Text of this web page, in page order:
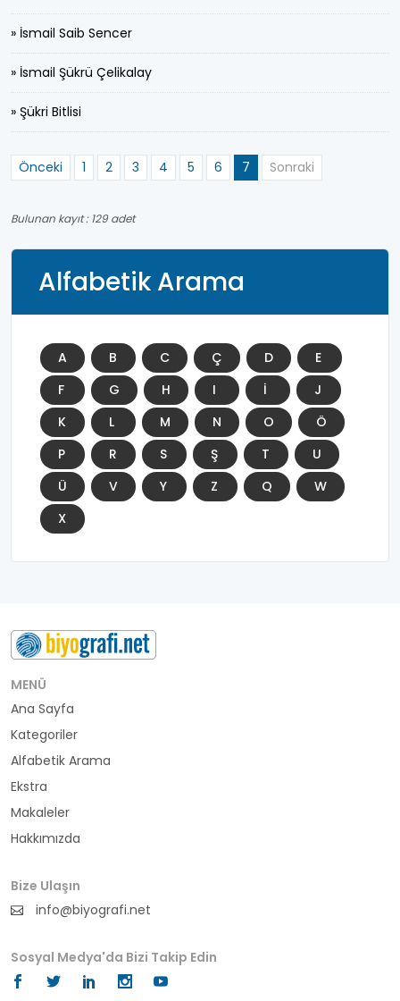
» İsmail Saib Sencer
» İsmail Şükrü Çelikalay
» Şükri Bitlisi
Önceki 1 2 3 4 5 6 7 Sonraki
Bulunan kayıt : 129 adet
Alfabetik Arama
A B C Ç D
E
F
G H I İ
J
K
L M N O
Ö
P
R S Ş T
U
Ü
V Y Z Q
W
X
MENÜ
Ana Sayfa
Kategoriler
Alfabetik Arama
Ekstra
Makaleler
Hakkımızda
Bize Ulaşın
info@biyografi.net
Sosyal Medya'da Bizi Takip Edin